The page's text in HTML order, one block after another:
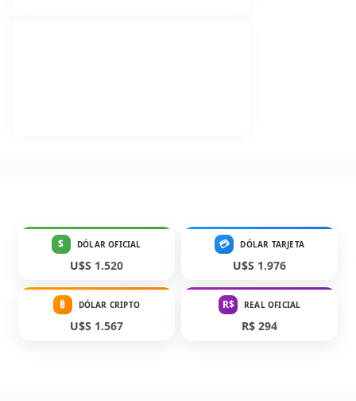
$ DÓLAR OFICIAL
U$S 1.520
💳 DÓLAR TARJETA
U$S 1.976
₿ DÓLAR CRIPTO
U$S 1.567
R$ REAL OFICIAL
R$ 294